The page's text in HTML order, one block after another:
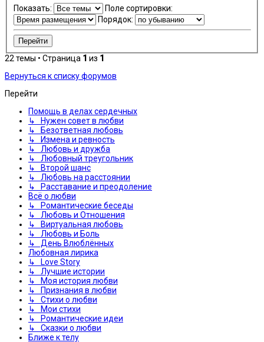
Показать:
Поле сортировки:
Порядок:
22 темы • Страница 1 из 1
Вернуться к списку форумов
Перейти
Помощь в делах сердечных
↳ Нужен совет в любви
↳ Безответная любовь
↳ Измена и ревность
↳ Любовь и дружба
↳ Любовный треугольник
↳ Второй шанс
↳ Любовь на расстоянии
↳ Расставание и преодоление
Всё о любви
↳ Романтические беседы
↳ Любовь и Отношения
↳ Виртуальная любовь
↳ Любовь и Боль
↳ День Влюблённых
Любовная лирика
↳ Love Story
↳ Лучшие истории
↳ Моя история любви
↳ Признания в любви
↳ Стихи о любви
↳ Мои стихи
↳ Романтические идеи
↳ Сказки о любви
Ближе к телу